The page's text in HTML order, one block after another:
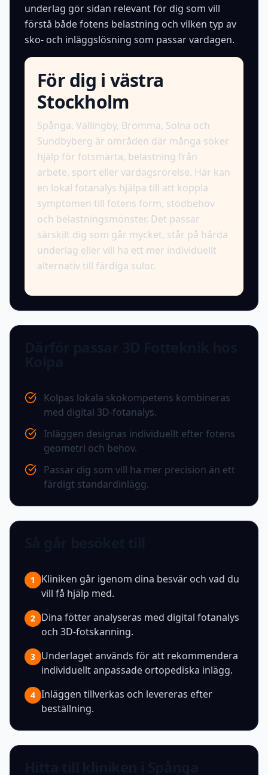
underlag gör sidan relevant för dig som vill
förstå både fotens belastning och vilken typ av
sko- och inläggslösning som passar vardagen.
För dig i västra
Stockholm
Spånga, Vällingby, Bromma, Solna och
Sundbyberg är områden där många söker
hjälp för fotsmärta, belastning från
arbete, sport eller vardagsrörelse. Här kan
en lokal fotanalys hjälpa till att koppla
symptomen till fotens form, stödbehov
och belastningsmönster. Det passar
särskilt dig som går mycket, står på hårda
underlag eller vill ha ett mer individuellt
alternativ till färdiga sulor.
Kolpas lokala skokompetens kombineras
med digital 3D-fotanalys.
Inläggen designas individuellt efter fotens
geometri och behov.
Passar dig som vill ha mer precision än ett
färdigt standardinlägg.
1
Kliniken går igenom dina besvär och vad du
vill få hjälp med.
2 Dina fötter analyseras med digital fotanalys
och 3D-fotskanning.
3 Underlaget används för att rekommendera
individuellt anpassade ortopediska inlägg.
4 Inläggen tillverkas och levereras efter
beställning.